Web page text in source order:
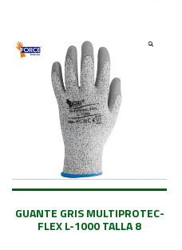
GUANTE GRIS MULTIPROTEC-
FLEX L-1000 TALLA 8